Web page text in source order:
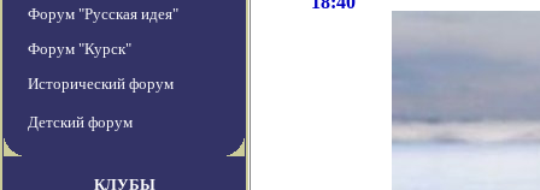
Форум "Русская идея"
Форум "Курск"
Исторический форум
Детский форум
КЛУБЫ